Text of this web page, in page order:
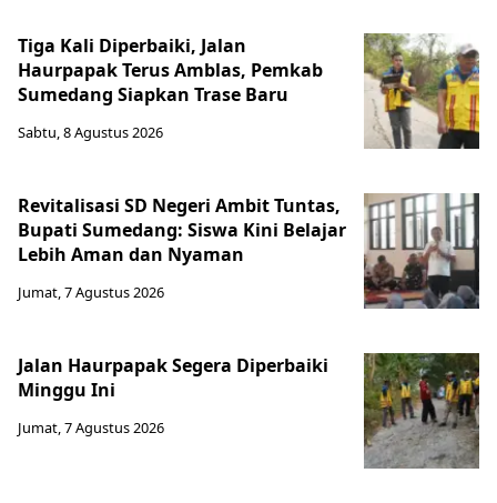
Tiga Kali Diperbaiki, Jalan
Haurpapak Terus Amblas, Pemkab
Sumedang Siapkan Trase Baru
Sabtu, 8 Agustus 2026
Revitalisasi SD Negeri Ambit Tuntas,
Bupati Sumedang: Siswa Kini Belajar
Lebih Aman dan Nyaman
Jumat, 7 Agustus 2026
Jalan Haurpapak Segera Diperbaiki
Minggu Ini
Jumat, 7 Agustus 2026